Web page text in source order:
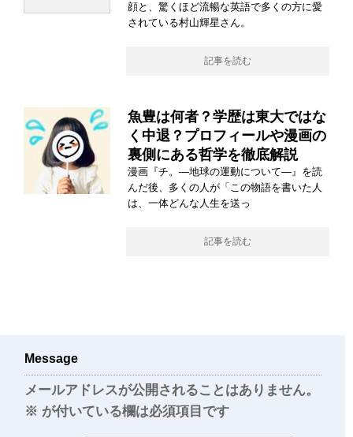
顔と、驚くほど流暢な英語で多くの方に愛
されている村山輝星さん。
記事を読む
魚豊は何者？学歴は東大ではな
く中退？プロフィールや漫画の
裏側にある哲学を徹底解説
漫画『チ。―地球の運動について―』を読
んだ後、多くの人が「この物語を書いた人
は、一体どんな人生を送っ
記事を読む
Message
メールアドレスが公開されることはありません。
※ が付いている欄は必須項目です